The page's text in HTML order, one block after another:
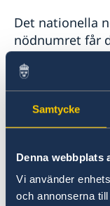
Samtycke
Denna webbplats
Vi använder
och annonserna
Det nationella
nödnumret får
Information
smittsamma
webbplatsen
(THL)
Lokala